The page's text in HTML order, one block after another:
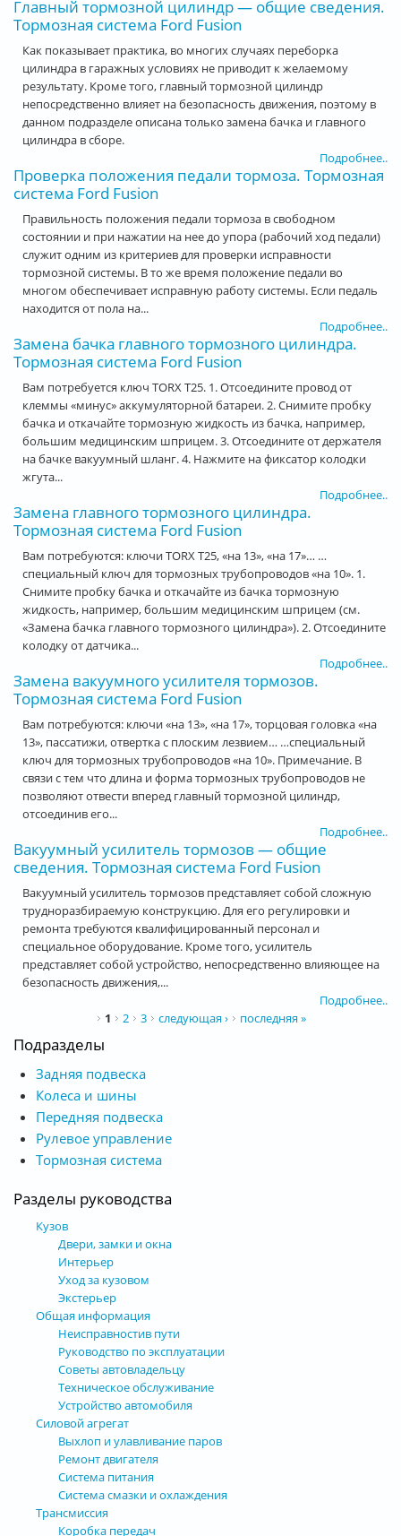
Главный тормозной цилиндр — общие сведения.
Тормозная система Ford Fusion
Как показывает практика, во многих случаях переборка
цилиндра в гаражных условиях не приводит к желаемому
результату. Кроме того, главный тормозной цилиндр
непосредственно влияет на безопасность движения, поэтому в
данном подразделе описана только замена бачка и главного
цилиндра в сборе.
Подробнее..
Проверка положения педали тормоза. Тормозная
система Ford Fusion
Правильность положения педали тормоза в свободном
состоянии и при нажатии на нее до упора (рабочий ход педали)
служит одним из критериев для проверки исправности
тормозной системы. В то же время положение педали во
многом обеспечивает исправную работу системы. Если педаль
находится от пола на...
Подробнее..
Замена бачка главного тормозного цилиндра.
Тормозная система Ford Fusion
Вам потребуется ключ TORX T25. 1. Отсоедините провод от
клеммы «минус» аккумуляторной батареи. 2. Снимите пробку
бачка и откачайте тормозную жидкость из бачка, например,
большим медицинским шприцем. 3. Отсоедините от держателя
на бачке вакуумный шланг. 4. Нажмите на фиксатор колодки
жгута...
Подробнее..
Замена главного тормозного цилиндра.
Тормозная система Ford Fusion
Вам потребуются: ключи TORX T25, «на 13», «на 17»… …
специальный ключ для тормозных трубопроводов «на 10». 1.
Снимите пробку бачка и откачайте из бачка тормозную
жидкость, например, большим медицинским шприцем (см.
«Замена бачка главного тормозного цилиндра»). 2. Отсоедините
колодку от датчика...
Подробнее..
Замена вакуумного усилителя тормозов.
Тормозная система Ford Fusion
Вам потребуются: ключи «на 13», «на 17», торцовая головка «на
13», пассатижи, отвертка с плоским лезвием… …специальный
ключ для тормозных трубопроводов «на 10». Примечание. В
связи с тем что длина и форма тормозных трубопроводов не
позволяют отвести вперед главный тормозной цилиндр,
отсоединив его...
Подробнее..
Вакуумный усилитель тормозов — общие
сведения. Тормозная система Ford Fusion
Вакуумный усилитель тормозов представляет собой сложную
трудноразбираемую конструкцию. Для его регулировки и
ремонта требуются квалифицированный персонал и
специальное оборудование. Кроме того, усилитель
представляет собой устройство, непосредственно влияющее на
безопасность движения,...
Подробнее..
1 2 3 следующая › последняя »
Подразделы
Задняя подвеска
Колеса и шины
Передняя подвеска
Рулевое управление
Тормозная система
Разделы руководства
Кузов
Двери, замки и окна
Интерьер
Уход за кузовом
Экстерьер
Общая информация
Неисправностив пути
Руководство по эксплуатации
Советы автовладельцу
Техническое обслуживание
Устройство автомобиля
Силовой агрегат
Выхлоп и улавливание паров
Ремонт двигателя
Система питания
Система смазки и охлаждения
Трансмиссия
Коробка передач